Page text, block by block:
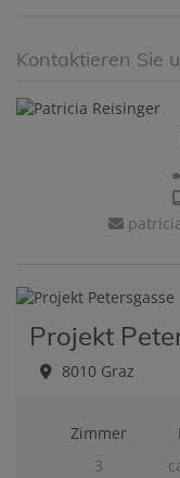
Kontaktieren Sie
Projekt
8010 Graz
Zimmer
3